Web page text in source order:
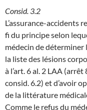
Consid. 3.2
L’assurance-accidents
fi du principe selon
médecin de déterminer
la liste des lésions
à l’art. 6 al. 2 LAA
consid. 6.2) et d’avoir
de la littérature
Comme le refus du